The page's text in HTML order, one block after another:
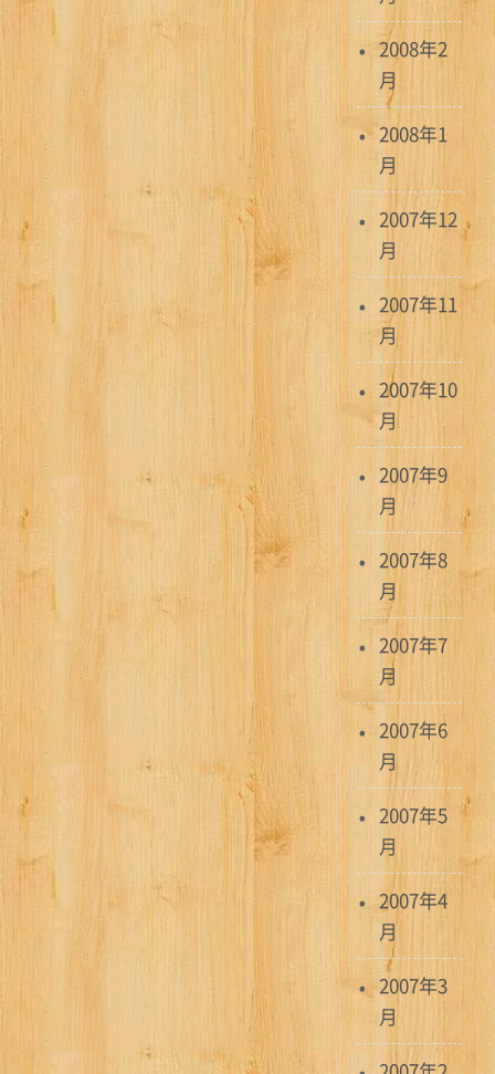
2008年2
月
2008年1
月
2007年12
月
2007年11
月
2007年10
月
2007年9
月
2007年8
月
2007年7
月
2007年6
月
2007年5
月
2007年4
月
2007年3
月